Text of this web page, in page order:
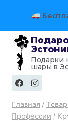
содержимому
Подарки
шары в
Главная /
Профессии /